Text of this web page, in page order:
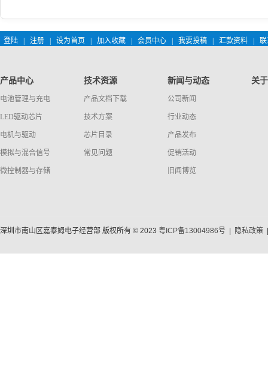
登陆 注册 设为首页 加入收藏 会员中心 我要投稿 汇款资料
产品中心
电池管理与充电
LED驱动芯片
电机与驱动
模拟与混合信号
微控制器与存储
技术资源
产品文档下载
技术方案
芯片目录
常见问题
新闻与动态
公司新闻
行业动态
产品发布
促销活动
旧闻博览
关
深圳市南山区嘉泰姆电子经营部 版权所有 © 2023 粤ICP备13004986号 隐私政策